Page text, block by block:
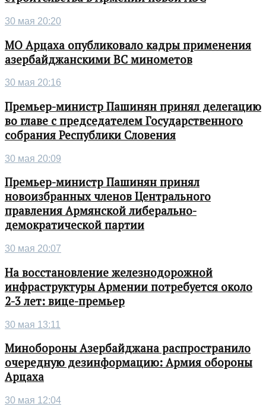
30 мая 20:20
МО Арцаха опубликовало кадры применения
азербайджанскими ВС минометов
30 мая 20:16
Премьер-министр Пашинян принял делегацию
во главе с председателем Государственного
собрания Республики Словения
30 мая 20:09
Премьер-министр Пашинян принял
новоизбранных членов Центрального
правления Армянской либерально-
демократической партии
30 мая 20:07
На восстановление железнодорожной
инфраструктуры Армении потребуется около
2-3 лет: вице-премьер
30 мая 13:11
Минобороны Азербайджана распространило
очередную дезинформацию: Армия обороны
Арцаха
30 мая 12:04